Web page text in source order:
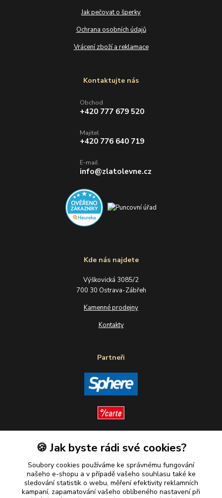
Jak pečovat o šperky
Ochrana osobních údajů
Vrácení zboží a reklamace
Kde nás najdete
Výškovická 3085/2
700 30 Ostrava-Zábřeh
Kamenné prodejny
Kontakty
Partneři
Sledujte nás
Kontaktujte nás
Obchod
+420 777 679 520
Majitel
+420 776 640 719
E-mail
info@zlatolevne.cz
🍪 Jak byste rádi své cookies?
Soubory cookies používáme ke správnému fungování
našeho e-shopu a v případě vašeho souhlasu také ke
sledování statistik o webu, měření efektivity reklamních
kampaní, zapamatování vašeho oblíbeného nastavení při